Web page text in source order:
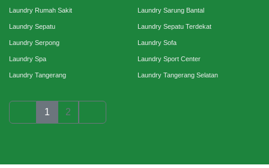
Laundry Rumah Sakit Laundry Sarung Bantal
Laundry Sepatu Laundry Sepatu Terdekat
Laundry Serpong Laundry Sofa
Laundry Spa Laundry Sport Center
Laundry Tangerang Laundry Tangerang Selatan
1 2